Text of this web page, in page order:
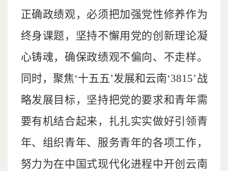
正确政绩观，必须把加强党性修养作为
终身课题，坚持不懈用党的创新理论凝
心铸魂，确保政绩观不偏向、不走样。
同时，聚焦‘十五五’发展和云南‘3815’战
略发展目标，坚持把党的要求和青年需
要有机结合起来，扎扎实实做好引领青
年、组织青年、服务青年的各项工作，
努力为在中国式现代化进程中开创云南